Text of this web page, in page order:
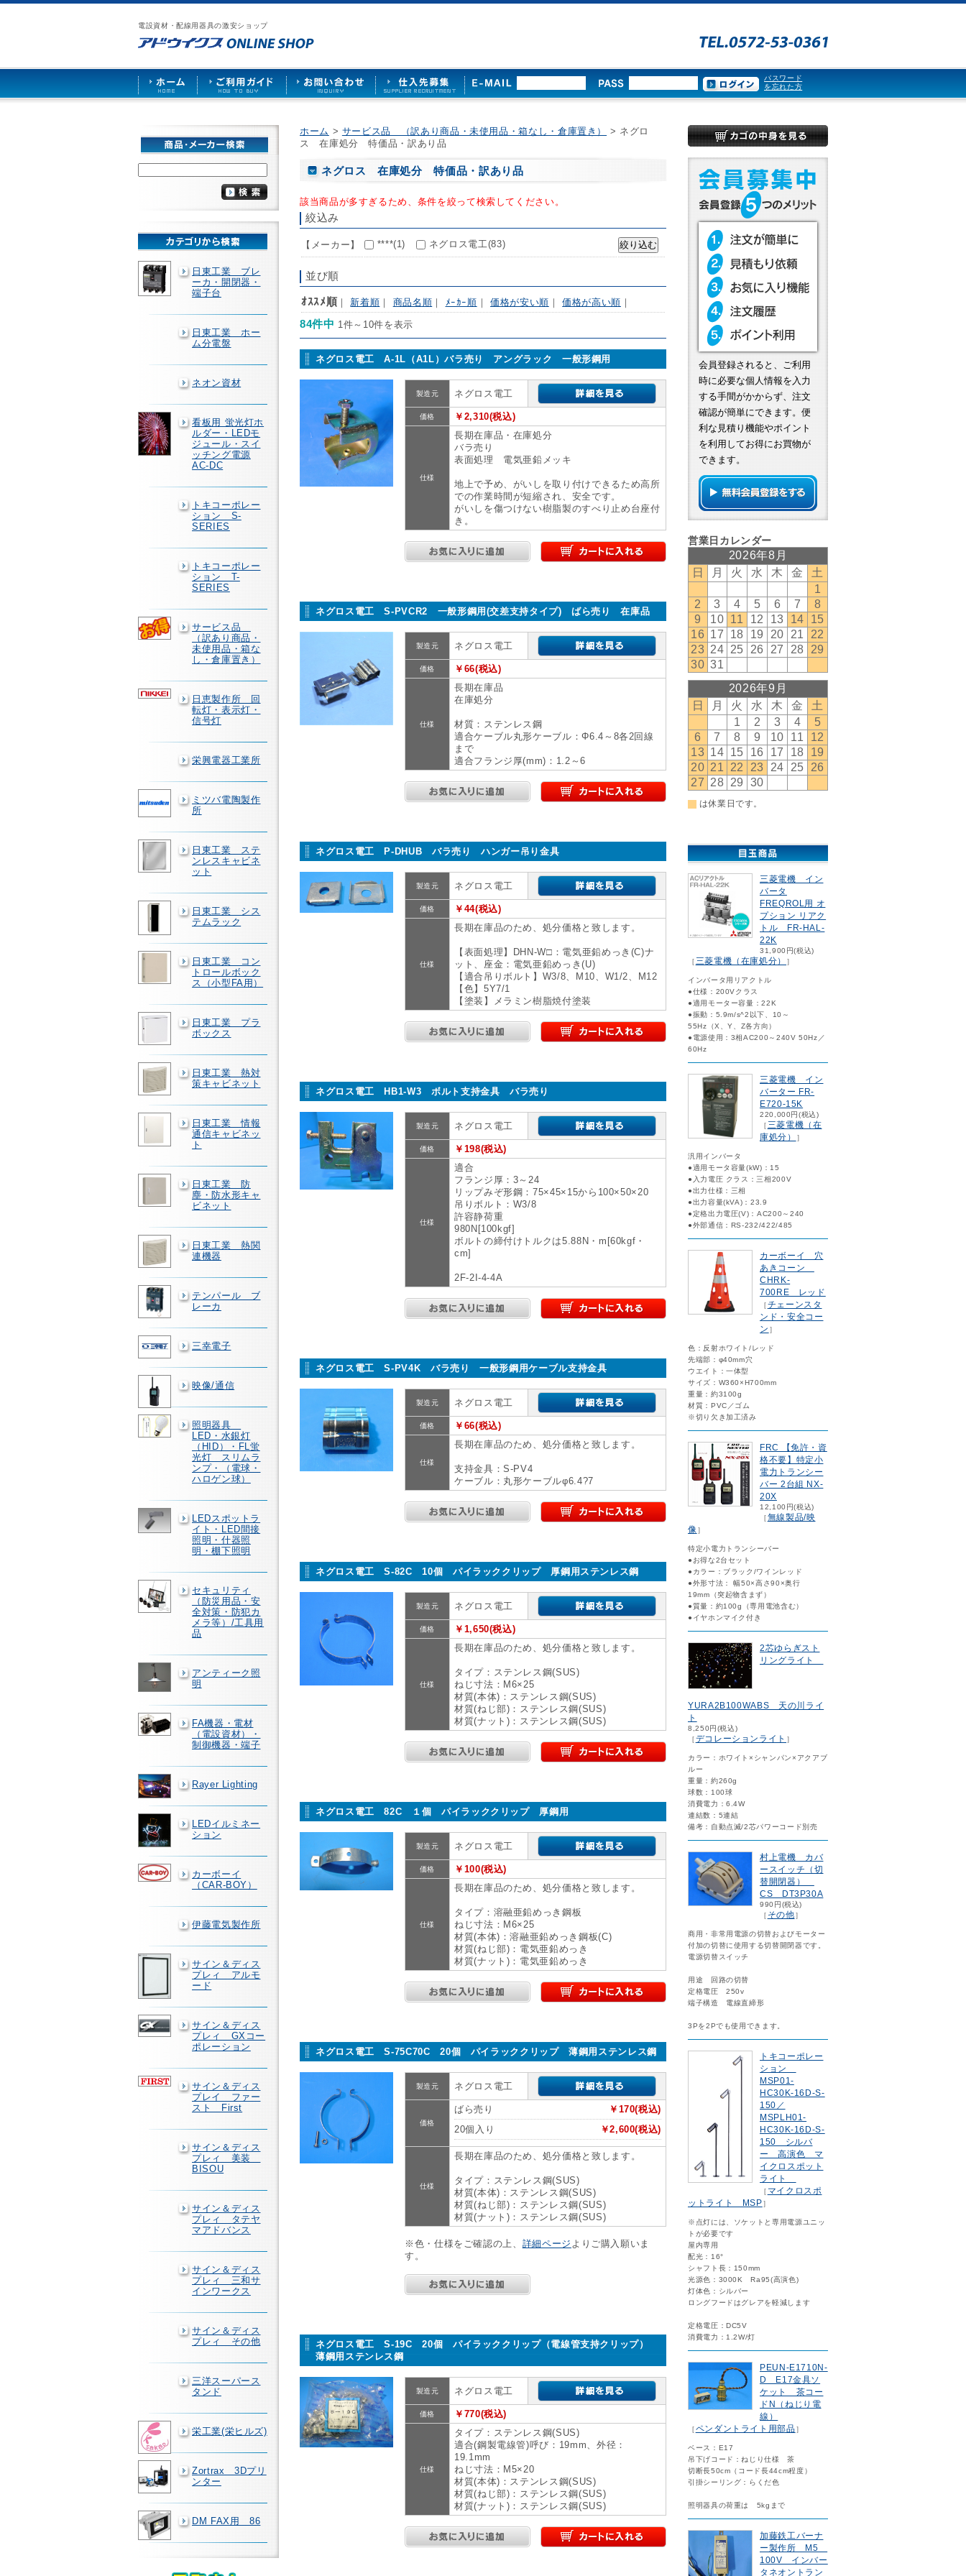
電設資材・配線用器具の激安ショップ
漏
カ
照
ア
ス
ご
ド
お
せ
仕
パスワード
を忘れた方
日東工業 ブレ
ーカ・開閉器・
端子台
日東工業 ホー
ム分電盤
ネオン資材
看板用 蛍光灯ホ
ルダー・LEDモ
ジュール・スイ
ッチング電源
AC-DC
トキコーポレー
ション S-
SERIES
トキコーポレー
ション T-
SERIES
サービス品
（訳あり商品・
未使用品・箱な
し・倉庫置き）
日恵製作所 回
転灯・表示灯・
信号灯
栄興電器工業所
ミツバ電陶製作
所
日東工業 ステ
ンレスキャビネ
ット
日東工業 シス
テムラック
日東工業 コン
トロールボック
ス（小型FA用）
日東工業 プラ
ボックス
日東工業 熱対
策キャビネット
日東工業 情報
通信キャビネッ
ト
日東工業 防
塵・防水形キャ
ビネット
日東工業 熱関
連機器
テンパール ブ
レーカ
三幸電子
映像/通信
照明器具
LED・水銀灯
（HID）・FL蛍
光灯 スリムラ
ンプ・（電球・
ハロゲン球）
LEDスポットラ
イト・LED間接
照明・什器照
明・棚下照明
セキュリティ
（防災用品・安
全対策・防犯カ
メラ等）/工具用
品
アンティーク照
明
FA機器・電材
（電設資材）・
制御機器・端子
Rayer Lighting
LEDイルミネー
ション
カーボーイ
（CAR-BOY）
伊藤電気製作所
サイン＆ディス
プレィ アルモ
ード
サイン＆ディス
プレィ GXコー
ポレーション
サイン＆ディス
プレイ ファー
スト First
サイン＆ディス
プレィ 美装
BISOU
サイン＆ディス
プレィ タテヤ
マアドバンス
サイン＆ディス
プレィ 三和サ
インワークス
サイン＆ディス
プレィ その他
三洋スーパース
タンド
栄工業(栄ヒルズ)
Zortrax 3Dプリ
ンター
DM FAX用 86
ホーム > サービス品 （訳あり商品・未使用品・箱なし・倉庫置き）
> ネグロ
ス 在庫処分 特価品・訳あり品
ネグロス 在庫処分 特価品・訳あり品
該当商品が多すぎるため、条件を絞って検索してください。
絞込み
【メーカー】 ****(1) ネグロス電工(83)
並び順
ｵｽｽﾒ順 ｜ 新着順 ｜ 商品名順 ｜ ﾒｰｶｰ順 ｜価格が安い順 ｜価格が高い順 ｜
84件中 1件～10件を表示
ネグロス電工 A-1L（A1L）バラ売り アングラック 一般形鋼用
製造元 ネグロス電工
価格 ￥2,310(税込)
仕様
長期在庫品・在庫処分
バラ売り
表面処理 電気亜鉛メッキ
地上で予め、がいしを取り付けできるため高所
での作業時間が短縮され、安全です。
がいしを傷つけない樹脂製のすべり止め台座付
き。
ネグロス電工 S-PVCR2 一般形鋼用(交差支持タイプ) ばら売り 在庫品
製造元 ネグロス電工
価格 ￥66(税込)
仕様
長期在庫品
在庫処分
材質：ステンレス鋼
適合ケーブル丸形ケーブル：Φ6.4～8各2回線
まで
適合フランジ厚(mm)：1.2～6
ネグロス電工 P-DHUB バラ売り ハンガー吊り金具
製造元 ネグロス電工
価格 ￥44(税込)
仕様
長期在庫品のため、処分価格と致します。
【表面処理】DHN-W□：電気亜鉛めっき(C)ナ
ット、座金：電気亜鉛めっき(U)
【適合吊りボルト】W3/8、M10、W1/2、M12
【色】5Y7/1
【塗装】メラミン樹脂焼付塗装
ネグロス電工 HB1-W3 ボルト支持金具 バラ売り
製造元 ネグロス電工
価格 ￥198(税込)
仕様
適合
フランジ厚：3～24
リップみぞ形鋼：75×45×15から100×50×20
吊りボルト：W3/8
許容静荷重
980N[100kgf]
ボルトの締付けトルクは5.88N・m[60kgf・
cm]
2F-2I-4-4A
ネグロス電工 S-PV4K バラ売り 一般形鋼用ケーブル支持金具
製造元 ネグロス電工
価格 ￥66(税込)
仕様
長期在庫品のため、処分価格と致します。
支持金具：S-PV4
ケーブル：丸形ケーブルφ6.4?7
ネグロス電工 S-82C 10個 パイラッククリップ 厚鋼用ステンレス鋼
製造元 ネグロス電工
価格 ￥1,650(税込)
仕様
長期在庫品のため、処分価格と致します。
タイプ：ステンレス鋼(SUS)
ねじ寸法：M6×25
材質(本体)：ステンレス鋼(SUS)
材質(ねじ部)：ステンレス鋼(SUS)
材質(ナット)：ステンレス鋼(SUS)
ネグロス電工 82C １個 パイラッククリップ 厚鋼用
製造元 ネグロス電工
価格 ￥100(税込)
仕様
長期在庫品のため、処分価格と致します。
タイプ：溶融亜鉛めっき鋼板
ねじ寸法：M6×25
材質(本体)：溶融亜鉛めっき鋼板(C)
材質(ねじ部)：電気亜鉛めっき
材質(ナット)：電気亜鉛めっき
ネグロス電工 S-75C70C 20個 パイラッククリップ 薄鋼用ステンレス鋼
製造元 ネグロス電工
価格
￥170(税込)
ばら売り
￥2,600(税込)
20個入り
仕様
長期在庫品のため、処分価格と致します。
タイプ：ステンレス鋼(SUS)
材質(本体)：ステンレス鋼(SUS)
材質(ねじ部)：ステンレス鋼(SUS)
材質(ナット)：ステンレス鋼(SUS)
※色・仕様をご確認の上、 詳細ページ よりご購入願いま
す。
ネグロス電工 S-19C 20個 パイラッククリップ（電線管支持クリップ）
薄鋼用ステンレス鋼
製造元 ネグロス電工
価格 ￥770(税込)
仕様
タイプ：ステンレス鋼(SUS)
適合(鋼製電線管)呼び：19mm、外径：
19.1mm
ねじ寸法：M5×20
材質(本体)：ステンレス鋼(SUS)
材質(ねじ部)：ステンレス鋼(SUS)
材質(ナット)：ステンレス鋼(SUS)
会員登録されると、ご利用
時に必要な個人情報を入力
する手間がかからず、注文
確認が簡単にできます。便
利な見積り機能やポイント
を利用してお得にお買物が
できます。
三菱電機 イン
バータ
FREQROL用 オ
プション リアク
トル FR-HAL-
22K
31,900円(税込)
［三菱電機（在庫処分） ］
インバータ用リアクトル
●仕様：200Vクラス
●適用モーター容量：22K
●振動：5.9m/s^2以下、10～
55Hz（X、Y、Z各方向）
●電源使用：3相AC200～240V 50Hz／
60Hz
三菱電機 イン
バーター FR-
E720-15K
220,000円(税込)
［三菱電機（在
庫処分）
］
汎用インバータ
●適用モータ容量(kW)：15
●入力電圧 クラス：三相200V
●出力仕様：三相
●出力容量(kVA)：23.9
●定格出力電圧(V)：AC200～240
●外部通信：RS-232/422/485
カーボーイ 穴
あきコーン
CHRK-
700RE レッド
［チェーンスタ
ンド・安全コー
ン ］
色：反射ホワイト/レッド
先端部：φ40mm穴
ウエイト：一体型
サイズ：W360×H700mm
重量：約3100g
材質：PVC／ゴム
※切り欠き加工済み
FRC 【免許・資
格不要】特定小
電力トランシー
バー 2台組 NX-
20X
12,100円(税込)
［無線製品/映
像］
特定小電力トランシーバー
●お得な2台セット
●カラー：ブラック/ワインレッド
●外形寸法： 幅50×高さ90×奥行
19mm（突起物含まず）
●質量：約100g（専用電池含む）
●イヤホンマイク付き
2芯ゆらぎスト
リングライト
YURA2B100WABS 天の川ライ
ト
8,250円(税込)
［デコレーションライト ］
カラー：ホワイト×シャンパン×アクアブ
ルー
重量：約260g
球数：100球
消費電力：6.4W
連結数：5連結
備考：自動点滅/2芯パワーコード別売
村上電機 カバ
ースイッチ（切
替開閉器）
CS DT3P30A
990円(税込)
［ その他］
商用・非常用電源の切替およびモーター
付加の切替に使用する切替開閉器です。
電源切替スイッチ
用途 回路の切替
定格電圧 250v
端子構造 電線直締形
3Pを2Pでも使用できます。
トキコーポレー
ション
MSP01-
HC30K-16D-S-
150／
MSPLH01-
HC30K-16D-S-
150 シルバ
ー 高演色 マ
イクロスポット
ライト
［ マイクロスポ
ットライト MSP］
※点灯には、ソケットと専用電源ユニッ
トが必要です
屋内専用
配光：16°
シャフト長：150mm
光源色：3000K Ra95(高演色)
灯体色：シルバー
ロングフードはグレアを軽減します
定格電圧：DC5V
消費電力：1.2W/灯
PEUN-E1710N-
D E17金具ソ
ケット 茶コー
ドN（ねじり電
線）
［ペンダントライト用部品］
ベース：E17
吊下げコード：ねじり仕様 茶
切断長50cm（コード長44cm程度）
引掛シーリング：らくだ色
照明器具の荷重は 5kgまで
加藤鉄工バーナ
ー製作所 M5
100V インバー
タネオントラン